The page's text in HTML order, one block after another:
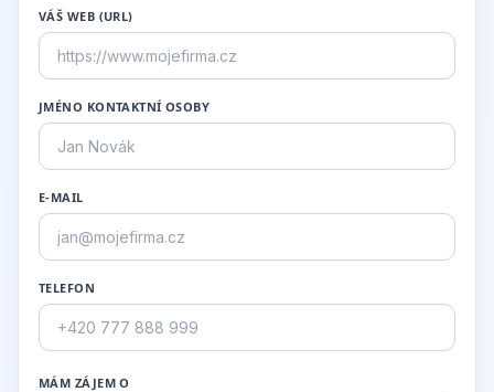
VÁŠ WEB (URL)
JMÉNO KONTAKTNÍ OSOBY
E-MAIL
TELEFON
MÁM ZÁJEM O